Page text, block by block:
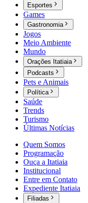
Esportes
Games
Gastronomia
Jogos
Meio Ambiente
Mundo
Orações Itatiaia
Podcasts
Pets e Animais
Política
Saúde
Trends
Turismo
Últimas Notícias
Quem Somos
Programação
Ouça a Itatiaia
Institucional
Entre em Contato
Expediente Itatiaia
Filiadas